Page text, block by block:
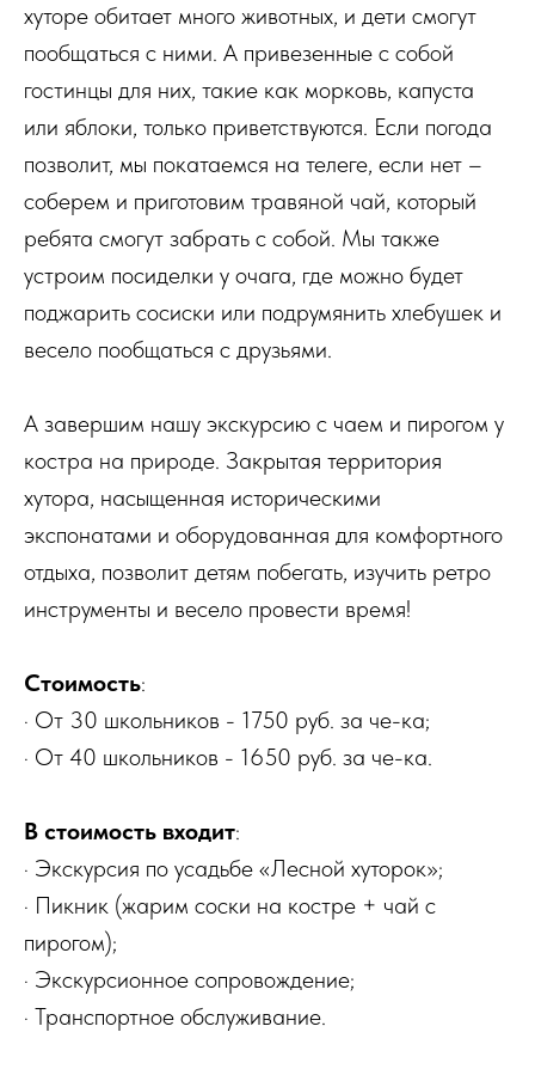
хуторе обитает много животных, и дети смогут
пообщаться с ними. А привезенные с собой
гостинцы для них, такие как морковь, капуста
или яблоки, только приветствуются. Если погода
позволит, мы покатаемся на телеге, если нет –
соберем и приготовим травяной чай, который
ребята смогут забрать с собой. Мы также
устроим посиделки у очага, где можно будет
поджарить сосиски или подрумянить хлебушек и
весело пообщаться с друзьями.
А завершим нашу экскурсию с чаем и пирогом у
костра на природе. Закрытая территория
хутора, насыщенная историческими
экспонатами и оборудованная для комфортного
отдыха, позволит детям побегать, изучить ретро
инструменты и весело провести время!
Стоимость:
· От 30 школьников - 1750 руб. за че-ка;
· От 40 школьников - 1650 руб. за че-ка.
В стоимость входит:
· Экскурсия по усадьбе «Лесной хуторок»;
· Пикник (жарим соски на костре + чай с
пирогом);
· Экскурсионное сопровождение;
· Транспортное обслуживание.